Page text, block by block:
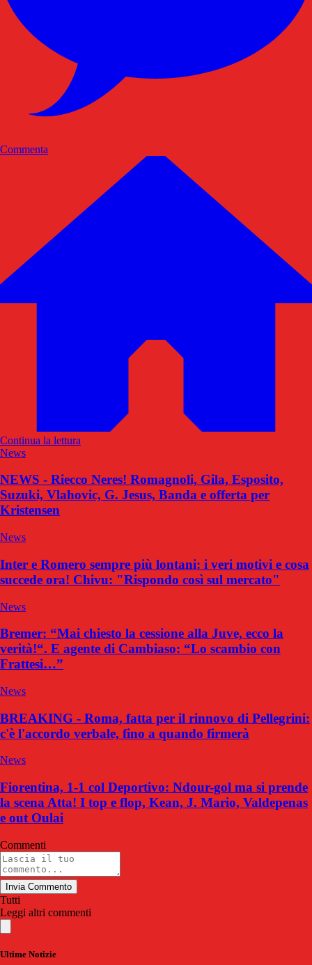
Commenta
Continua la lettura
News
NEWS - Riecco Neres! Romagnoli, Gila, Esposito,
Suzuki, Vlahovic, G. Jesus, Banda e offerta per
Kristensen
News
Inter e Romero sempre più lontani: i veri motivi e cosa
succede ora! Chivu: "Rispondo così sul mercato"
News
Bremer: “Mai chiesto la cessione alla Juve, ecco la
verità!“. E agente di Cambiaso: “Lo scambio con
Frattesi…”
News
BREAKING - Roma, fatta per il rinnovo di Pellegrini:
c'è l'accordo verbale, fino a quando firmerà
News
Fiorentina, 1-1 col Deportivo: Ndour-gol ma si prende
la scena Atta! I top e flop, Kean, J. Mario, Valdepenas
e out Oulai
Commenti
Invia Commento
Tutti
Leggi altri commenti
Ultime Notizie